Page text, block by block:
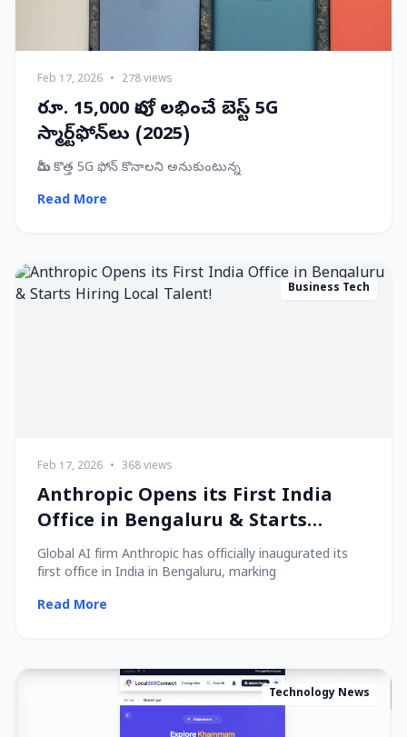
Feb 17, 2026 • 278 views
రూ. 15,000 లోపు లభించే బెస్ట్ 5G
స్మార్ట్‌ఫోన్‌లు (2025)
మీరు కొత్త 5G ఫోన్ కొనాలని అనుకుంటున్న
Read More
Business Tech
Feb 17, 2026 • 368 views
Anthropic Opens its First India
Office in Bengaluru & Starts
Hiring Local Talent!
Global AI firm Anthropic has officially inaugurated its
first office in India in Bengaluru, marking
Read More
Technology News